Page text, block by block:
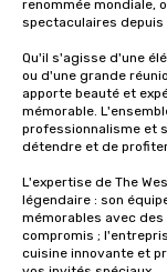
renommée mondiale,
spectaculaires depuis
Qu'il s'agisse d'une
ou d'une grande
apporte beauté et
mémorable.
professionnalisme et
détendre et de
L'expertise de The
légendaire : son
mémorables avec
compromis ;
cuisine innovante et